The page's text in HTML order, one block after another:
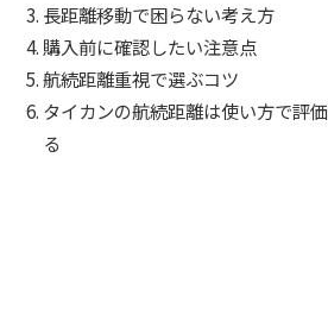
長距離移動で困らない考え方
購入前に確認したい注意点
航続距離重視で選ぶコツ
タイカンの航続距離は使い方で評
る